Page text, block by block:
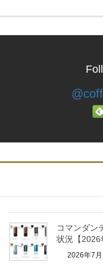
コマンダン
状況【2026
2026年7